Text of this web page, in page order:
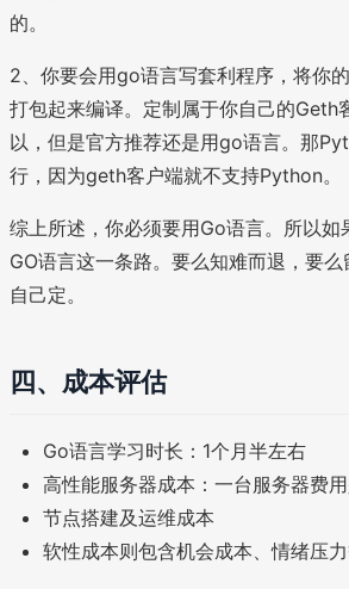
的。
2、你要会用go语言写套利程序，将你
打包起来编译。定制属于你自己的Geth
以，但是官方推荐还是用go语言。那
行，因为geth客户端就不支持Python。
综上所述，你必须要用Go语言。所以如
GO语言这一条路。要么知难而退，要
自己定。
四、成本评估
Go语言学习时长：1个月半左右
高性能服务器成本：一台服务器费
节点搭建及运维成本
软性成本则包含机会成本、情绪压